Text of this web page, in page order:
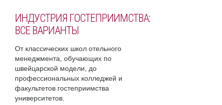
ИНДУСТРИЯ ГОСТЕПРИИМСТВА:
ВСЕ ВАРИАНТЫ
От классических школ отельного
менеджмента, обучающих по
швейцарской модели, до
профессиональных колледжей и
факультетов гостеприимства
университетов.